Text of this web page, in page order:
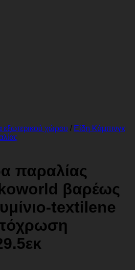
εξωτερικού χώρου / Είδη Κάμπινγκ
παραλίας
βαρέως
textilene